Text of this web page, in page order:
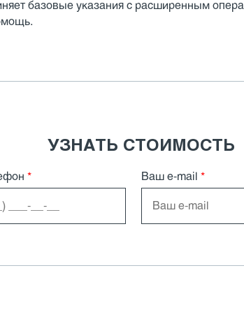
базовые указания с расширенным
УЗНАТЬ СТОИМОСТЬ
* Ваш e-mail *